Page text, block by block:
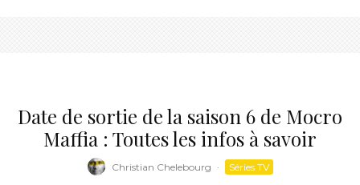
Date de sortie de la saison 6 de Mocro
Maffia : Toutes les infos à savoir
Christian Chelebourg · Séries TV